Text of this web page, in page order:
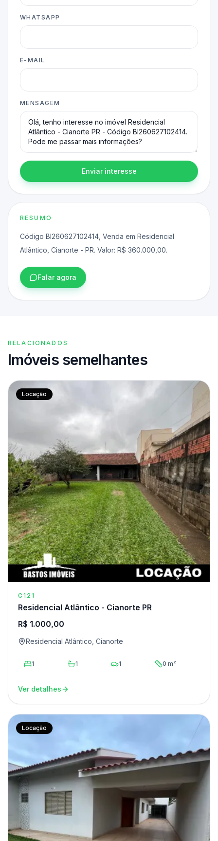
WHATSAPP
E-MAIL
MENSAGEM
Enviar interesse
RESUMO
Código BI260627102414, Venda em Residencial
Atlântico, Cianorte - PR. Valor: R$ 360.000,00.
Falar agora
RELACIONADOS
Imóveis semelhantes
Locação
C121
Residencial Atlântico - Cianorte PR
R$ 1.000,00
Residencial Atlântico, Cianorte
1 1 1 0 m²
Ver detalhes
Locação